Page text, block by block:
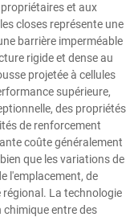
et aux
closes représente une
barrière imperméable
rigide et dense au
projetée à cellules
supérieure,
des propriétés
de renforcement
coûte généralement
que les variations de
l'emplacement, de
régional. La technologie
chimique entre des